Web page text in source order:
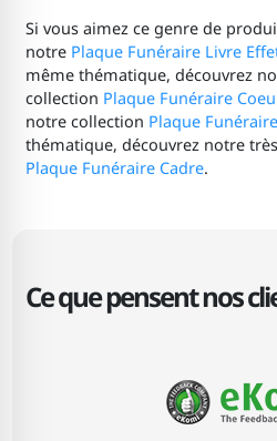
Si vous aimez ce genre de
notre Plaque Funéraire Livre
même thématique, découvrez
collection Plaque Funéraire
notre collection Plaque
thématique, découvrez notre
Plaque Funéraire Cadre.
Ce que pensent nos